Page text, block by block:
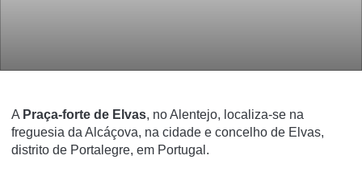
A Praça-forte de Elvas, no Alentejo, localiza-se na
freguesia da Alcáçova, na cidade e concelho de Elvas,
distrito de Portalegre, em Portugal.